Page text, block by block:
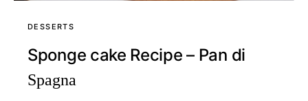
DESSERTS
Sponge cake Recipe – Pan di
Spagna